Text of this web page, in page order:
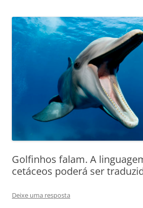
Golfinhos falam. A
cetáceos poderá ser
Deixe uma resposta